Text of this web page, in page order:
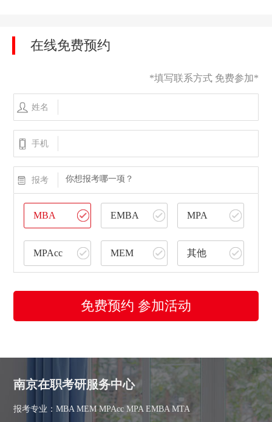
在线免费预约
*填写联系方式 免费参加*
姓名
手机
报考 你想报考哪一项？
MBA EMBA MPA
MPAcc MEM 其他
免费预约 参加活动
南京在职考研服务中心
报考专业：MBA MEM MPAcc MPA EMBA MTA